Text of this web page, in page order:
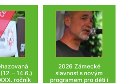
– 14.6.)
ročník
2026 Zámecké
slavnost s novým
programem pro děti i